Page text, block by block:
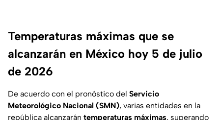
Temperaturas máximas que se
alcanzarán en México hoy 5 de julio
de 2026
De acuerdo con el pronóstico del Servicio
Meteorológico Nacional (SMN), varias entidades en la
república alcanzarán temperaturas máximas, superando